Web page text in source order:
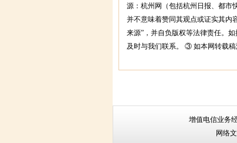
源：杭州网（包括杭州日报、都市
并不意味着赞同其观点或证实其内
来源”，并自负版权等法律责任。
及时与我们联系。 ③ 如本网转载稿
增值电信业务
网络